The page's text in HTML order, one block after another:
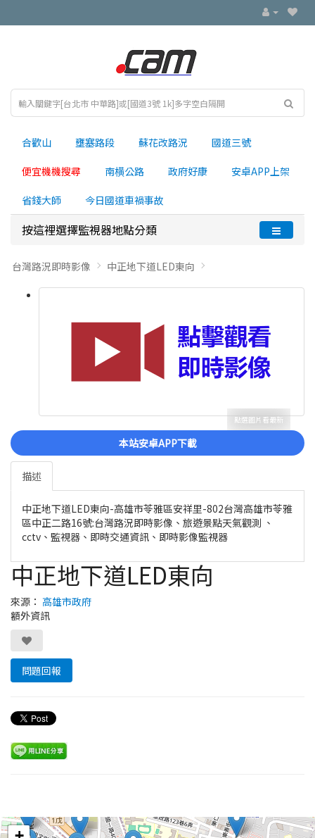
合歡山 壅塞路段 蘇花改路況 國道三號
便宜機機搜尋 南横公路 政府好康 安卓APP上架
省錢大師 今日國道車禍事故
按這裡選擇監視器地點分類
台灣路況即時影像 中正地下道LED東向
點選圖片看最新
本站安卓APP下載
描述
中正地下道LED東向-高雄市苓雅區安祥里-802台灣高雄市苓雅
區中正二路16號:台灣路況即時影像、旅遊景點天氣觀測 、
cctv、監視器、即時交通資訊、即時影像監視器
中正地下道LED東向
來源： 高雄市政府
額外資訊
問題回報